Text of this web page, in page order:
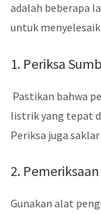
adalah beberapa
untuk
1. Periksa
Pastikan bahwa
listrik yang tepat
Periksa juga
2.
Gunakan alat